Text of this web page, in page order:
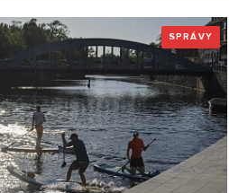
SPRÁVY